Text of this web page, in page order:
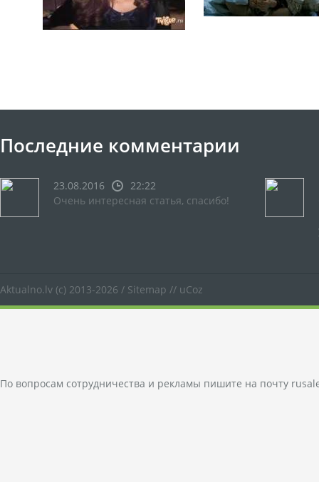
Последние комментарии
23.08.2016
22:22
Очень интересная статья, спасибо!
Aktualno.lv (c) 2013-2026 / Sitemap // uCoz
По вопросам сотрудничества и рекламы пишите на почту